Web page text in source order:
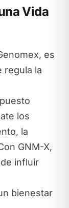
Vida
es
regula la
los
la
GNM-X,
influir
bienestar